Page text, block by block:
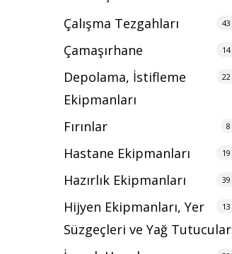
Çalışma Tezgahları
43
Çamaşırhane 14
Depolama, İstifleme
Ekipmanları
22
Fırınlar 8
Hastane Ekipmanları 19
Hazırlık Ekipmanları 39
Hijyen Ekipmanları, Yer
Süzgeçleri ve Yağ Tutucular
13